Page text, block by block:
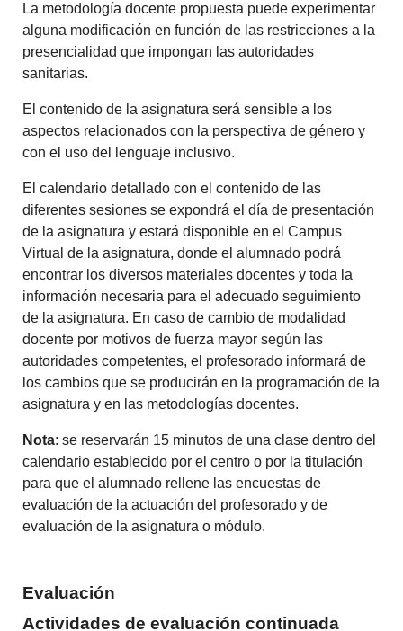
La metodología docente propuesta puede experimentar
alguna modificación en función de las restricciones a la
presencialidad que impongan las autoridades
sanitarias.
El contenido de la asignatura será sensible a los
aspectos relacionados con la perspectiva de género y
con el uso del lenguaje inclusivo.
El calendario detallado con el contenido de las
diferentes sesiones se expondrá el día de presentación
de la asignatura y estará disponible en el Campus
Virtual de la asignatura, donde el alumnado podrá
encontrar los diversos materiales docentes y toda la
información necesaria para el adecuado seguimiento
de la asignatura. En caso de cambio de modalidad
docente por motivos de fuerza mayor según las
autoridades competentes, el profesorado informará de
los cambios que se producirán en la programación de la
asignatura y en las metodologías docentes.
Nota: se reservarán 15 minutos de una clase dentro del
calendario establecido por el centro o por la titulación
para que el alumnado rellene las encuestas de
evaluación de la actuación del profesorado y de
evaluación de la asignatura o módulo.
Evaluación
Actividades de evaluación continuada